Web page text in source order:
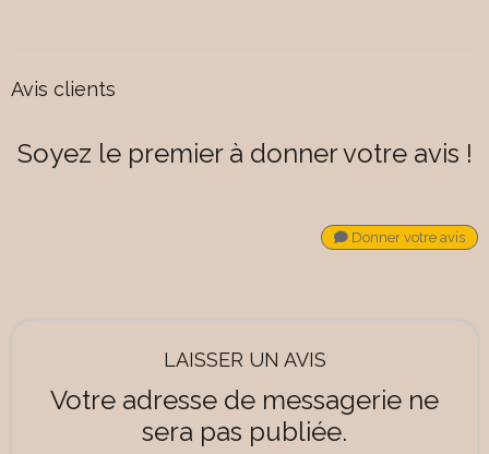
Avis clients
Soyez le premier à donner votre avis !
Donner votre avis
LAISSER UN AVIS
Votre adresse de messagerie ne
sera pas publiée.